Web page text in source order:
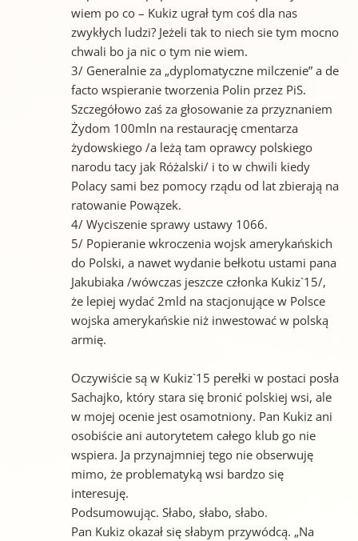
wiem po co – Kukiz ugrał tym coś dla nas
zwykłych ludzi? Jeżeli tak to niech sie tym mocno
chwali bo ja nic o tym nie wiem.
3/ Generalnie za „dyplomatyczne milczenie” a de
facto wspieranie tworzenia Polin przez PiS.
Szczegółowo zaś za głosowanie za przyznaniem
Żydom 100mln na restaurację cmentarza
żydowskiego /a leżą tam oprawcy polskiego
narodu tacy jak Różalski/ i to w chwili kiedy
Polacy sami bez pomocy rządu od lat zbierają na
ratowanie Powązek.
4/ Wyciszenie sprawy ustawy 1066.
5/ Popieranie wkroczenia wojsk amerykańskich
do Polski, a nawet wydanie bełkotu ustami pana
Jakubiaka /wówczas jeszcze członka Kukiz`15/,
że lepiej wydać 2mld na stacjonujące w Polsce
wojska amerykańskie niż inwestować w polską
armię.
Oczywiście są w Kukiz`15 perełki w postaci posła
Sachajko, który stara się bronić polskiej wsi, ale
w mojej ocenie jest osamotniony. Pan Kukiz ani
osobiście ani autorytetem całego klub go nie
wspiera. Ja przynajmniej tego nie obserwuję
mimo, że problematyką wsi bardzo się
interesuję.
Podsumowując. Słabo, słabo, słabo.
Pan Kukiz okazał się słabym przywódcą. „Na